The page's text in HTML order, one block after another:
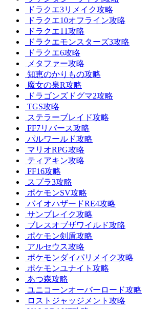
ドラクエ3リメイク攻略
ドラクエ10オフライン攻略
ドラクエ11攻略
ドラクエモンスターズ3攻略
ドラクエ6攻略
メタファー攻略
知恵のかりもの攻略
魔女の泉R攻略
ドラゴンズドグマ2攻略
TGS攻略
ステラーブレイド攻略
FF7リバース攻略
パルワールド攻略
マリオRPG攻略
ティアキン攻略
FF16攻略
スプラ3攻略
ポケモンSV攻略
バイオハザードRE4攻略
サンブレイク攻略
ブレスオブザワイルド攻略
ポケモン剣盾攻略
アルセウス攻略
ポケモンダイパリメイク攻略
ポケモンユナイト攻略
あつ森攻略
ユニコーンオーバーロード攻略
ロストジャッジメント攻略